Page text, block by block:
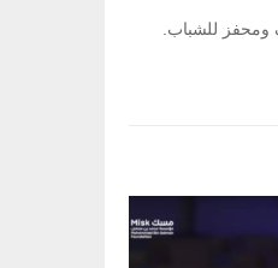
ومحفز للشباب.